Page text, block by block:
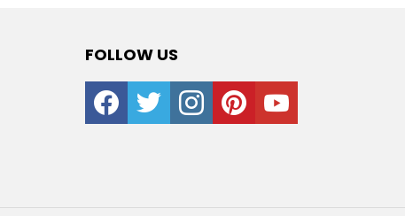
FOLLOW US
facebooktwitter instagrampinterestyoutube